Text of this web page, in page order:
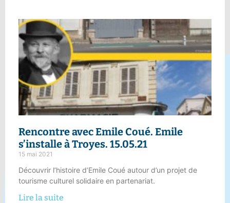
Rencontre avec Emile Coué.Emile
s’installe à Troyes. 15.05.21
15 mai 2021
Découvrir l’histoire d’Emile Coué autour d’un projet de
tourisme culturel solidaire en partenariat.
Lire la suite